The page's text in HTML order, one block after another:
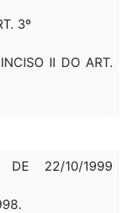
3º
II DO ART.
DE 22/10/1999